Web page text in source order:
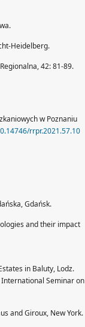
Heidelberg.
42: 81-89.
w Poznaniu
rrpr.2021.57.10
Gdańsk.
and their impact
in Baluty, Lodz.
International Seminar on
and Giroux, New York.